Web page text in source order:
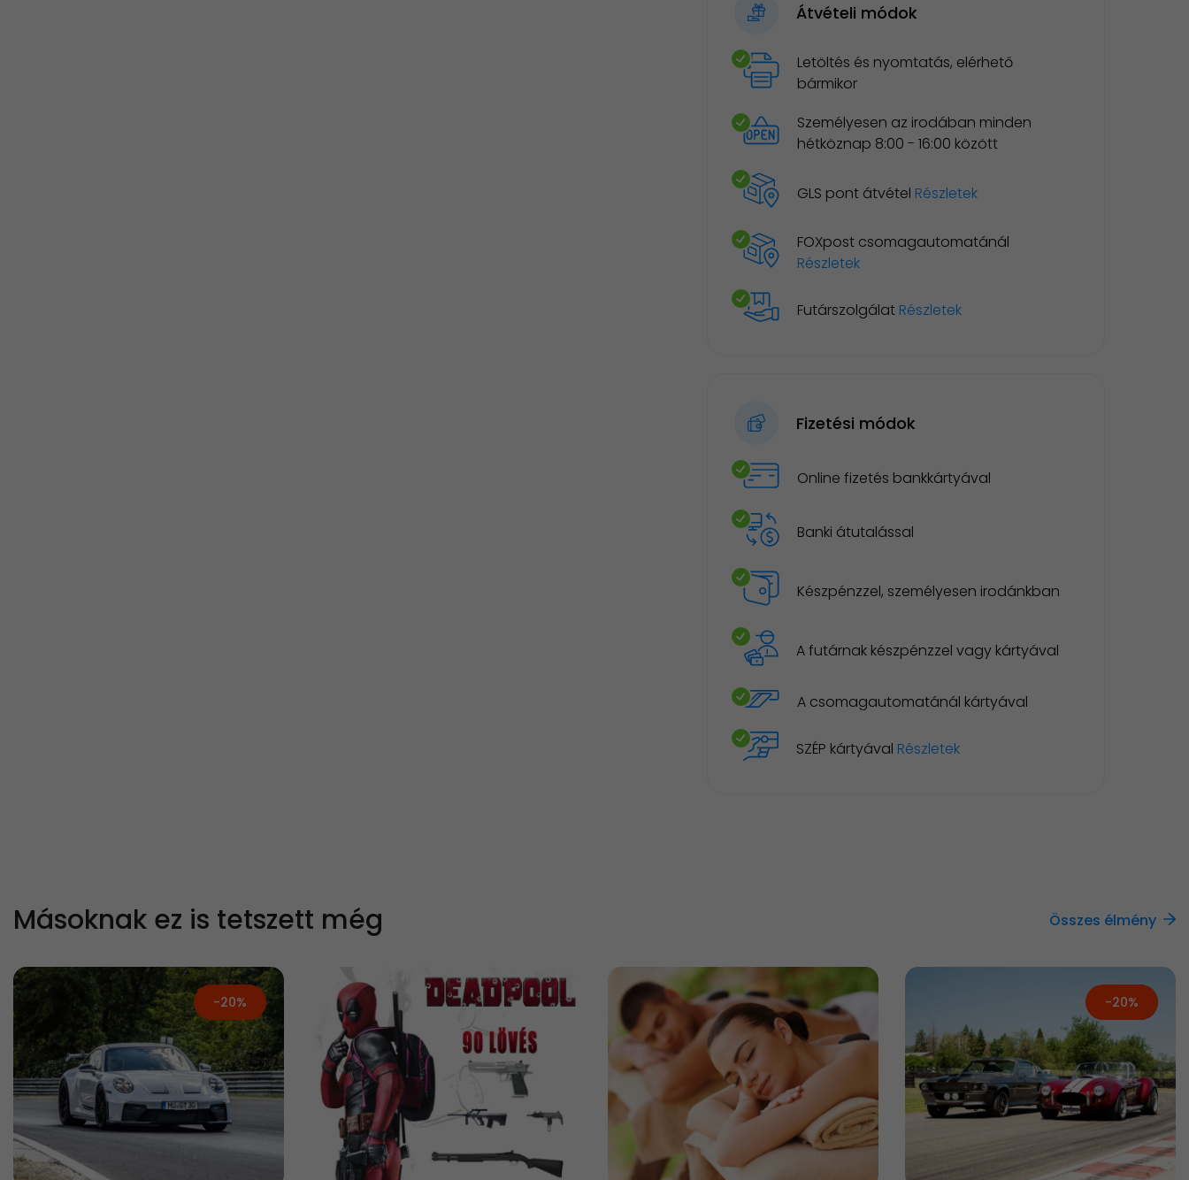
Átvételi módok
Letöltés és nyomtatás, elérhető
bármikor
Személyesen az irodában minden
hétköznap 8:00 - 16:00 között
GLS pont átvétel Részletek
FOXpost csomagautomatánál
Részletek
Futárszolgálat Részletek
Fizetési módok
Online fizetés bankkártyával
Banki átutalással
Készpénzzel, személyesen irodánkban
A futárnak készpénzzel vagy kártyával
A csomagautomatánál kártyával
SZÉP kártyával Részletek
Másoknak ez is tetszett még Összes élmény
-20% Új
-20%